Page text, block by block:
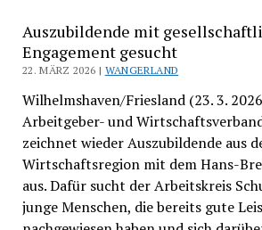
Auszubildende mit
Engagement gesucht
22. MÄRZ 2026 | WANGERLAND
Wilhelmshaven/Friesland (23. 3.
Arbeitgeber- und Wirtschaftsverband
zeichnet wieder Auszubildende aus
Wirtschaftsregion mit dem Hans-
aus. Dafür sucht der Arbeitskreis
junge Menschen, die bereits gute